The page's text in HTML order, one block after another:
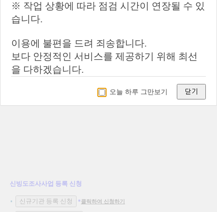
신빙도조사사업 검체 발송 및 평가 운영 방
침 안내
[신규기관 등록신청 가이드]
가기관 등록 시 검체검사 질가산율 적용시
점 안내 (03.02수정)
신빙도조사사업 등록 신청
*클릭하여 신청하기
※ 작업 상황에 따라 점검 시간이 연장될 수 있
습니다.
이용에 불편을 드려 죄송합니다.
보다 안정적인 서비스를 제공하기 위해 최선
을 다하겠습니다.
오늘 하루 그만보기 닫기